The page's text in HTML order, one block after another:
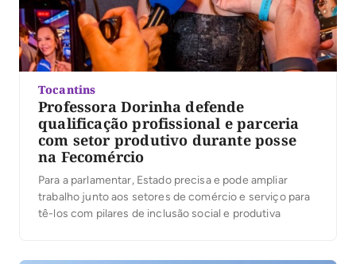
Tocantins
Professora Dorinha defende
qualificação profissional e parceria
com setor produtivo durante posse
na Fecomércio
Para a parlamentar, Estado precisa e pode ampliar
trabalho junto aos setores de comércio e serviço para
tê-los com pilares de inclusão social e produtiva